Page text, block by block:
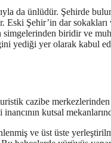
da ünlüdür. Şehirde
Eski Şehir’in dar
biridir ve
yediği yer olarak
cazibe
inancının kutsal
ve üst üste